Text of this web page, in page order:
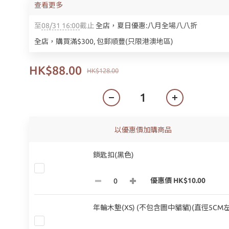
至08/31 16:00截止全店，夏日優惠:八月全場八八折
全店，購買滿$300, 包郵順豐(只限港澳地區)
查看更多
HK$128.00
HK$88.00
以優惠價加購商品
鎖匙扣(黑色)
優惠價 HK$10.00
年輪木墊(XS) (不包含圖中貓貓)(直徑5CM